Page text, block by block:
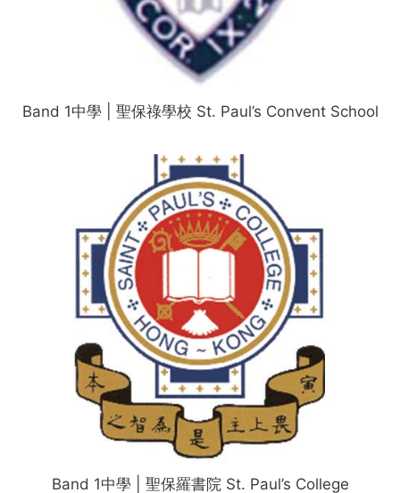
Band 1中學 | 聖保祿學校 St. Paul’s Convent School
Band 1中學 | 聖保羅書院 St. Paul’s College